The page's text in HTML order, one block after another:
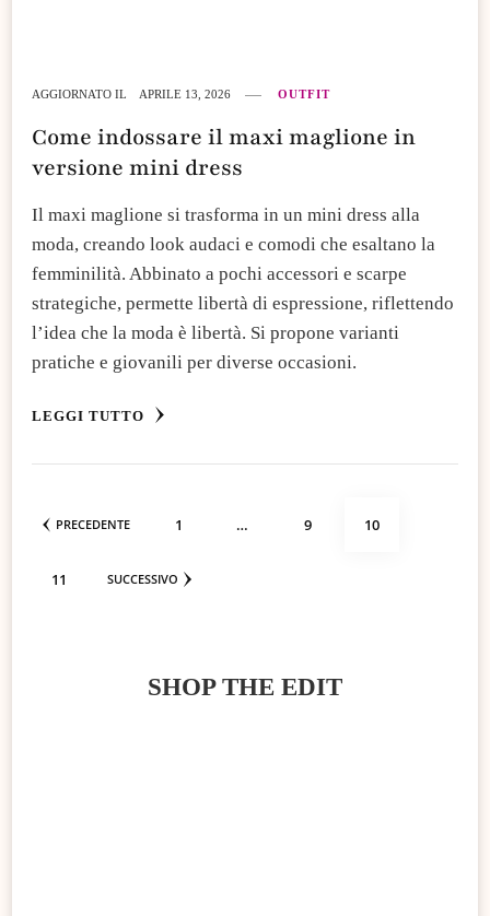
AGGIORNATO IL APRILE 13, 2026 OUTFIT
Come indossare il maxi maglione in
versione mini dress
Il maxi maglione si trasforma in un mini dress alla
moda, creando look audaci e comodi che esaltano la
femminilità. Abbinato a pochi accessori e scarpe
strategiche, permette libertà di espressione, riflettendo
l’idea che la moda è libertà. Si propone varianti
pratiche e giovanili per diverse occasioni.
LEGGI TUTTO
Paginazione
articoli
PRECEDENTE PAGINA
1 … PAGINA
9 PAGINA
10
PAGINA
11 SUCCESSIVO
SHOP THE EDIT